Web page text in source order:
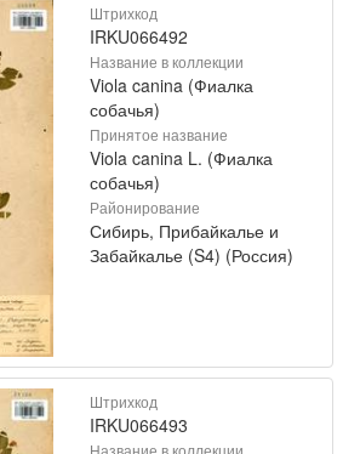
Штрихкод
IRKU066492
Название в коллекции
Viola canina (Фиалка
собачья)
Принятое название
Viola canina L. (Фиалка
собачья)
Районирование
Сибирь, Прибайкалье и
Забайкалье (S4) (Россия)
Штрихкод
IRKU066493
Название в коллекции